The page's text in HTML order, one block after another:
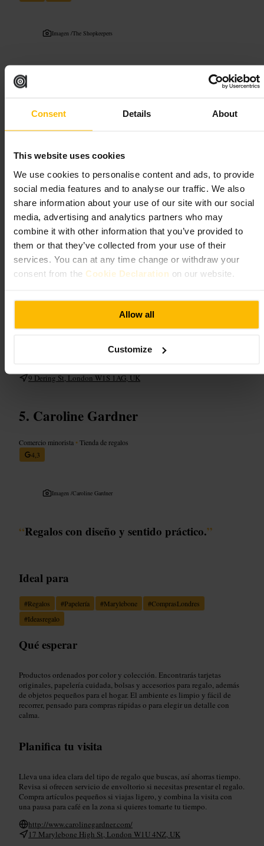
Consent Details About
This website uses cookies
We use cookies to personalise content and ads, to provide
social media features and to analyse our traffic. We also
share information about your use of our site with our social
media, advertising and analytics partners who may
combine it with other information that you’ve provided to
them or that they’ve collected from your use of their
services. You can at any time change or withdraw your
consent from the Cookie Declaration on our website.
Allow all
Customize
Imagen /The Shopkeepers
“Té pensado para regalar, postales listas para
enviar.
Ideal para
#Té #Regalos #Postales #ComprasLondres
# ExperienciasCulinarias
Qué esperar
Un local compacto con estanterías de tés, latas y una mesa con
postales. El personal suele ofrecer muestras para probar mezclas antes
de comprar. Ambiente práctico y directo, pensado para visitantes que
buscan un regalo bien seleccionado sin complicaciones.
Entra, mira las latas y pide una muestra antes de decidirte. Si llevas
maleta pequeña, elige las latas de viaje o saquitos listos para llevar.
con una parada en un café cercano para probar la infusión.
9 Dering St, London W1S 1AG, UK
Caroline Gardner
Comercio minorista •Tienda de regalos
4,3
Imagen /Caroline Gardner
“Regalos con diseño y sentido práctico.”
Ideal para
#Regalos #Papelería #Marylebone #ComprasLondres
#Ideasregalo
Qué esperar
Productos ordenados por color y colección. Encontrarás tarjetas
originales, papelería cuidada, bolsas y accesorios para regalo, además
de objetos pequeños para el hogar. El ambiente es limpio y fácil de
recorrer, pensado para compras rápidas o para elegir un detalle con
calma.
Planifica tu visita
Lleva una idea clara del tipo de regalo que buscas, así ahorras tiempo.
Revisa si ofrecen servicio de envoltorio si necesitas presentar el regalo.
Compra artículos pequeños si viajas ligero, y combina la visita con
una pausa para café en la zona si quieres tomarte tu tiempo.
http://www.carolinegardner.com/
17 Marylebone High St, London W1U 4NZ, UK